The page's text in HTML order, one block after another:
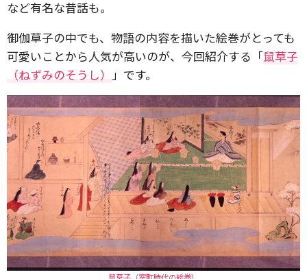
など有名な昔話も。
御伽草子の中でも、物語の内容を描いた絵巻がとっても
可愛いことから人気が高いのが、今回紹介する「鼠草子
（ねずみのそうし） 」です。